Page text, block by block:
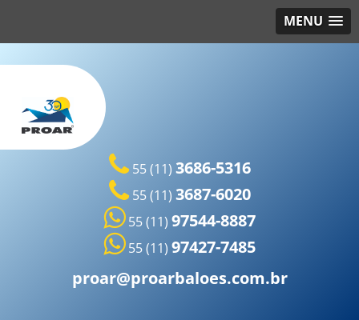
MENU
55 (11) 3686-5316
55 (11) 3687-6020
55 (11) 97544-8887
55 (11) 97427-7485
proar@proarbaloes.com.br